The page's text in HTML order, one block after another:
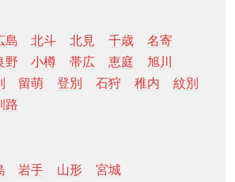
島 北斗 北見 千歳
名寄
野 小樽 帯広 恵庭
旭川
留萌 登別 石狩 稚内
紋別
路
岩手 山形 宮城